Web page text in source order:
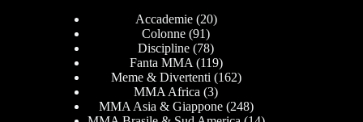
Accademie(20)
Colonne (91)
Discipline (78)
Fanta MMA (119)
Meme & Divertenti (162)
MMA Africa (3)
MMA Asia & Giappone(248)